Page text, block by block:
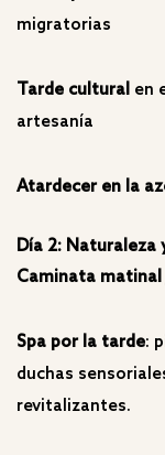
migratorias
Tarde cultural en
artesanía
Atardecer en la
Día 2: Naturaleza
Caminata
Spa por la tarde:
duchas
revitalizantes.